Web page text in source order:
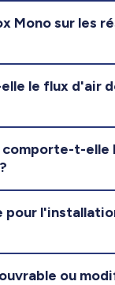
Mono sur les
le flux d'air
comporte-t-elle
ou